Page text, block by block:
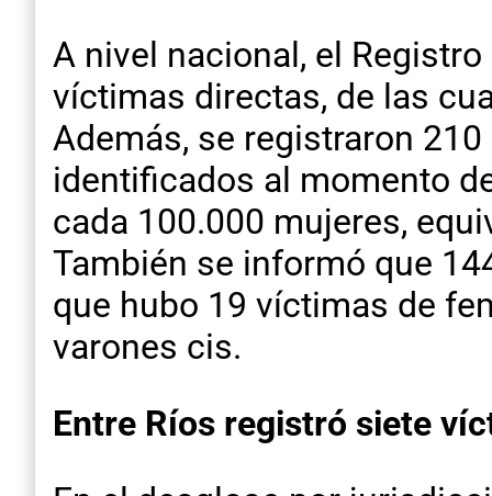
A nivel nacional, el
víctimas directas, de las
Además, se registraron
identificados al momento
cada 100.000 mujeres,
También se informó que
que hubo 19 víctimas de
varones cis.
Entre Ríos registró siete